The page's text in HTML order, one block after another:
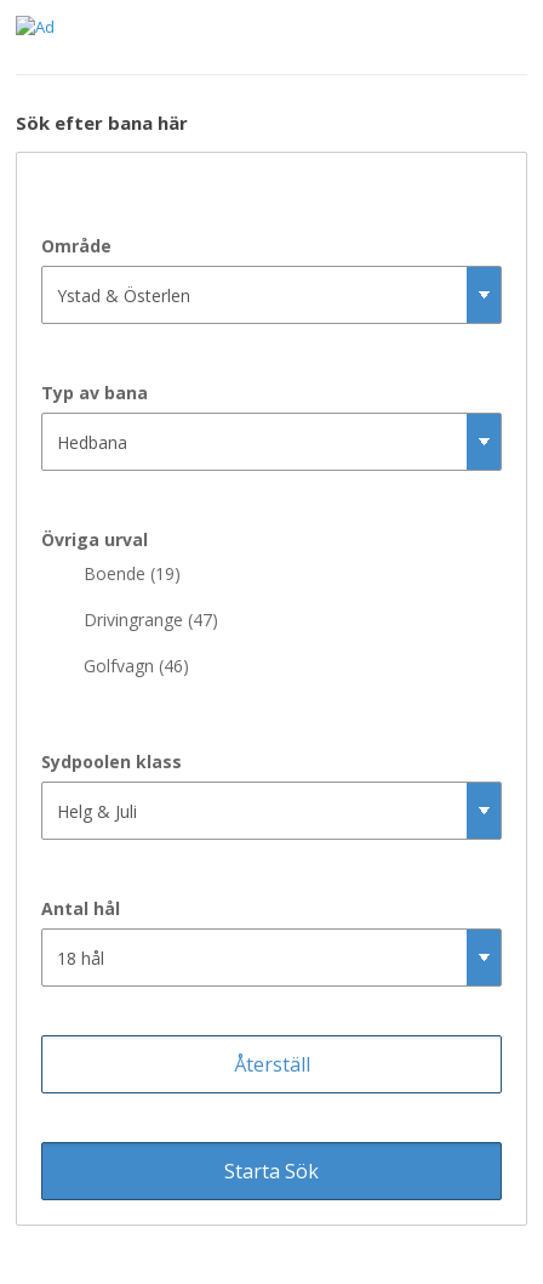
Sök efter bana här
Område
Typ av bana
Övriga urval
Boende (19)
Drivingrange (47)
Golfvagn (46)
Korthålsbana (
Pay and Play (
Café (
Husbil (43)
Hyra av klubbor (39)
47)
Sydpoolen klass
Antal hål